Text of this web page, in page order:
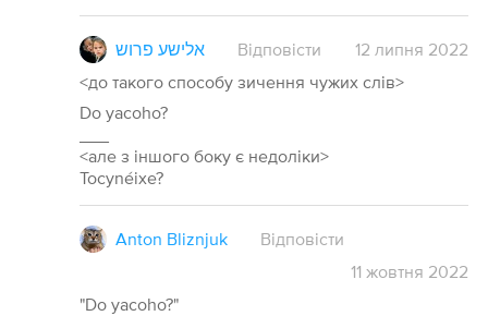
אלישע פרוש Відповісти 12 липня 2022
<до такого способу зичення чужих слів>
Do yacoho?
<але з іншого боку є недоліки>
Tocynéixe?
Anton Bliznjuk
Відповісти
11жовтня 2022
"Do yacoho?"